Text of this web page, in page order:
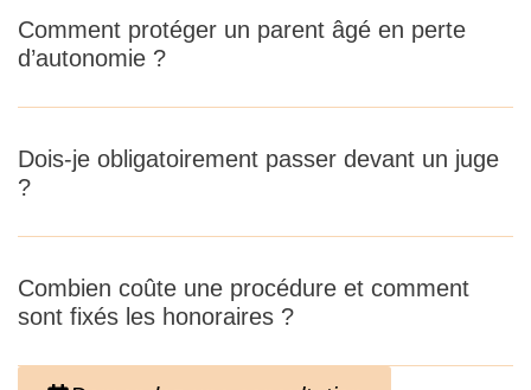
Comment protéger un parent âgé en perte
d’autonomie ?
Dois-je obligatoirement passer devant un juge
?
Combien coûte une procédure et comment
sont fixés les honoraires ?